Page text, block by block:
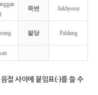
죽변 Jukbyeon
팔당 Paldang
절 사이에 붙임표(-)를 쓸 수